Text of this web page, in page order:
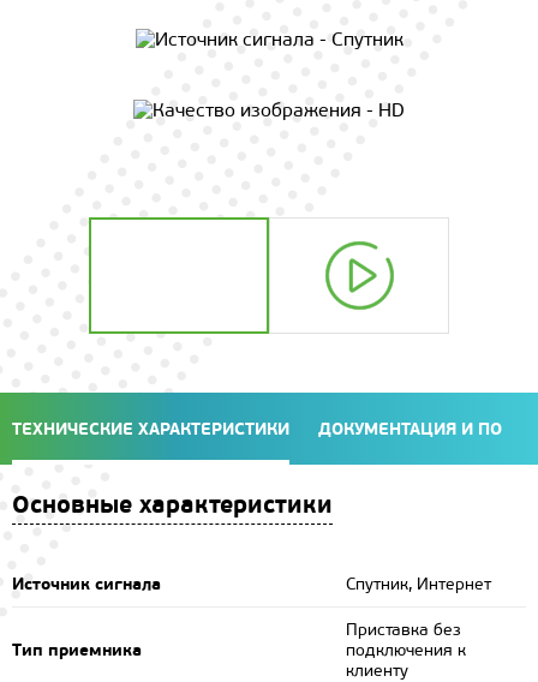
ТЕХНИЧЕСКИЕ ХАРАКТЕРИСТИКИ ДОКУМЕНТАЦИЯ И ПО
Основные характеристики
Источник сигнала Спутник, Интернет
Тип приемника
Приставка без
подключения к
клиенту